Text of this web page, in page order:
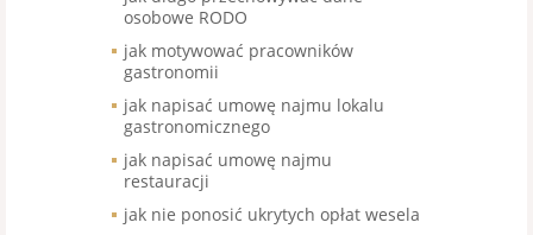
osobowe RODO
jak motywować pracowników
gastronomii
jak napisać umowę najmu lokalu
gastronomicznego
jak napisać umowę najmu
restauracji
jak nie ponosić ukrytych opłat wesela